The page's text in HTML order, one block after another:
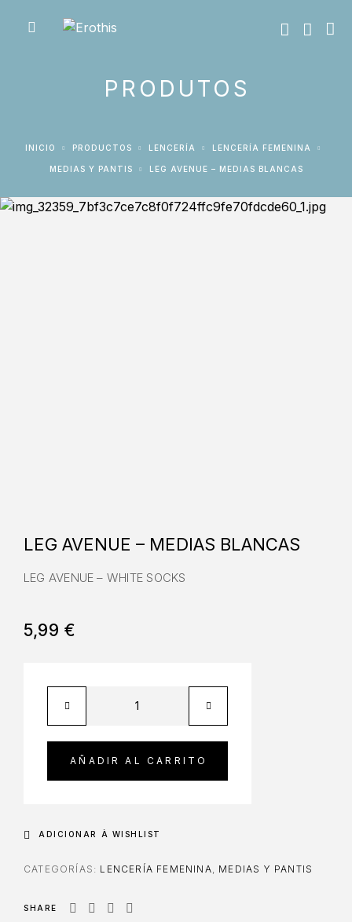
PRODUTOS
INICIO PRODUCTOS LENCERÍA LENCERÍA FEMENINA
MEDIAS Y PANTIS LEG AVENUE – MEDIAS BLANCAS
LEG AVENUE – MEDIAS BLANCAS
LEG AVENUE – WHITE SOCKS
5,99€
AÑADIR AL CARRITO
ADICIONAR À WISHLIST
CATEGORÍAS: LENCERÍA FEMENINA, MEDIAS Y PANTIS
SHARE